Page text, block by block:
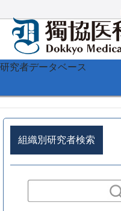
研究者データベース
組織別研究者検索